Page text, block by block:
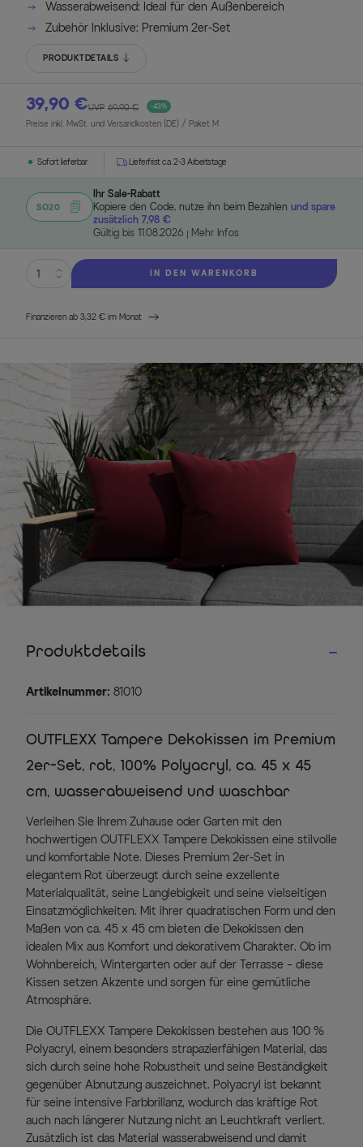
Wasserabweisend: Ideal für den Außenbereich
Zubehör Inklusive: Premium 2er-Set
PRODUKTDETAILS
39,90 € -43%
UVP 69,90 €
Preise inkl. MwSt. und Versandkosten (DE) / Paket M
Sofort lieferbar Lieferfrist ca. 2-3 Arbeitstage
SO20
Ihr Sale-Rabatt
Kopiere den Code, nutze ihn beim Bezahlen und spare
zusätzlich 7,98 €
Gültig bis 11.08.2026
Mehr Infos
IN DEN WARENKORB
Finanzieren ab 3,32 € im Monat
Produktdetails
Artikelnummer: 81010
OUTFLEXX Tampere Dekokissen im Premium
2er-Set, rot, 100% Polyacryl, ca. 45 x 45
cm, wasserabweisend und waschbar
Verleihen Sie Ihrem Zuhause oder Garten mit den
hochwertigen OUTFLEXX Tampere Dekokissen eine stilvolle
und komfortable Note. Dieses Premium 2er-Set in
elegantem Rot überzeugt durch seine exzellente
Materialqualität, seine Langlebigkeit und seine vielseitigen
Einsatzmöglichkeiten. Mit ihrer quadratischen Form und den
Maßen von ca. 45 x 45 cm bieten die Dekokissen den
idealen Mix aus Komfort und dekorativem Charakter. Ob im
Wohnbereich, Wintergarten oder auf der Terrasse – diese
Kissen setzen Akzente und sorgen für eine gemütliche
Atmosphäre.
Die OUTFLEXX Tampere Dekokissen bestehen aus 100 %
Polyacryl, einem besonders strapazierfähigen Material, das
sich durch seine hohe Robustheit und seine Beständigkeit
gegenüber Abnutzung auszeichnet. Polyacryl ist bekannt
für seine intensive Farbbrillanz, wodurch das kräftige Rot
auch nach längerer Nutzung nicht an Leuchtkraft verliert.
Zusätzlich ist das Material wasserabweisend und damit